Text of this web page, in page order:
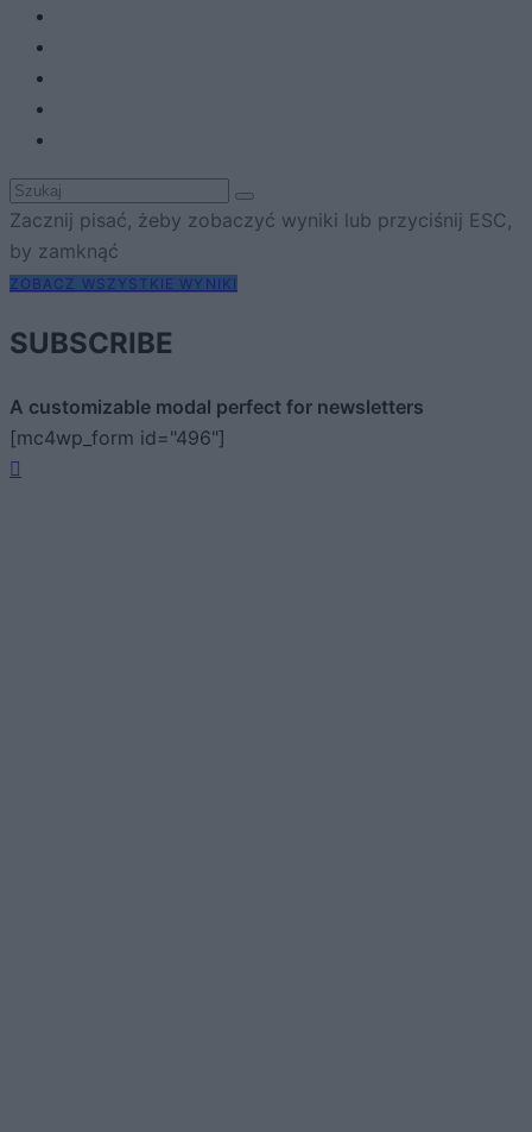
Zacznij pisać, żeby zobaczyć wyniki lub przyciśnij ESC,
by zamknąć
ZOBACZ WSZYSTKIE WYNIKI
SUBSCRIBE
A customizable modal perfect for newsletters
[mc4wp_form id="496"]